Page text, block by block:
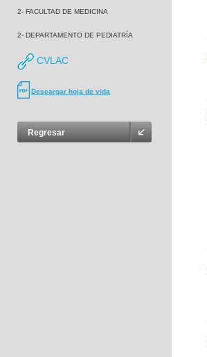
2- FACULTAD DE MEDICINA
2- DEPARTAMENTO DE PEDIATRÍA
CVLAC
Descargar hoja de vida
Regresar